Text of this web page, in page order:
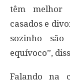
têm melhor
casados e
sozinho
equívoco”,
Falando na